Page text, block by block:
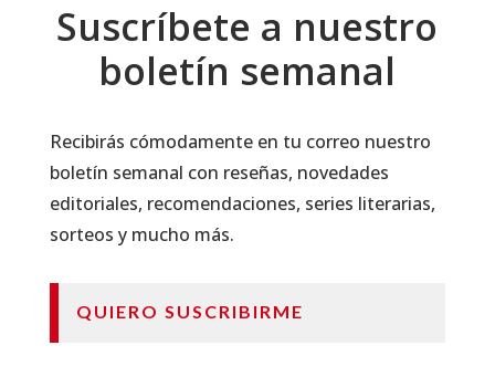
Suscríbete a nuestro
boletín semanal
Recibirás cómodamente en tu correo nuestro
boletín semanal con reseñas, novedades
editoriales, recomendaciones, series literarias,
sorteos y mucho más.
QUIERO SUSCRIBIRME